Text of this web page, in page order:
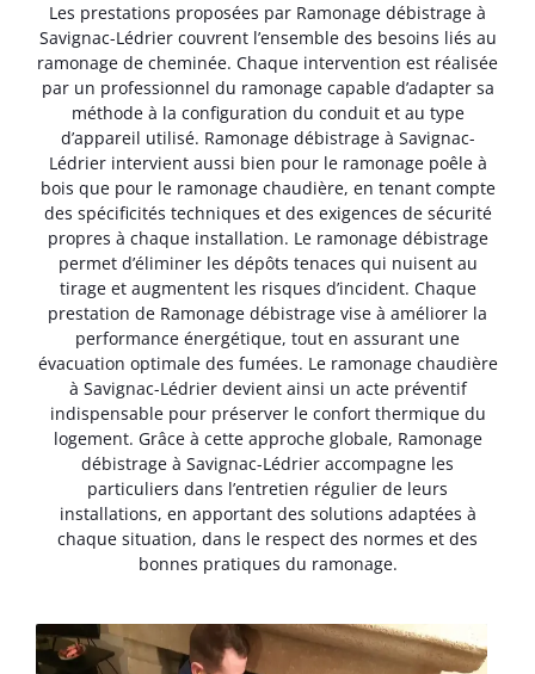
Les prestations proposées par Ramonage débistrage à
Savignac-Lédrier couvrent l’ensemble des besoins liés au
ramonage de cheminée. Chaque intervention est réalisée
par un professionnel du ramonage capable d’adapter sa
méthode à la configuration du conduit et au type
d’appareil utilisé. Ramonage débistrage à Savignac-
Lédrier intervient aussi bien pour le ramonage poêle à
bois que pour le ramonage chaudière, en tenant compte
des spécificités techniques et des exigences de sécurité
propres à chaque installation. Le ramonage débistrage
permet d’éliminer les dépôts tenaces qui nuisent au
tirage et augmentent les risques d’incident. Chaque
prestation de Ramonage débistrage vise à améliorer la
performance énergétique, tout en assurant une
évacuation optimale des fumées. Le ramonage chaudière
à Savignac-Lédrier devient ainsi un acte préventif
indispensable pour préserver le confort thermique du
logement. Grâce à cette approche globale, Ramonage
débistrage à Savignac-Lédrier accompagne les
particuliers dans l’entretien régulier de leurs
installations, en apportant des solutions adaptées à
chaque situation, dans le respect des normes et des
bonnes pratiques du ramonage.